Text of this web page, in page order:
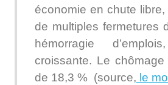
économie en chute
de multiples fermetures
hémorragie
croissante. Le
de 18,3 % (source, le